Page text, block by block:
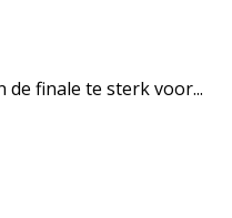
de finale te sterk voor...